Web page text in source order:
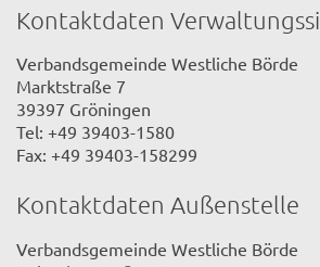
Kontaktdaten
Verbandsgemeinde Westliche Börde
Marktstraße 7
39397 Gröningen
Tel: +49 39403-1580
Fax: +49 39403-158299
Kontaktdaten Außenstelle
Verbandsgemeinde Westliche Börde